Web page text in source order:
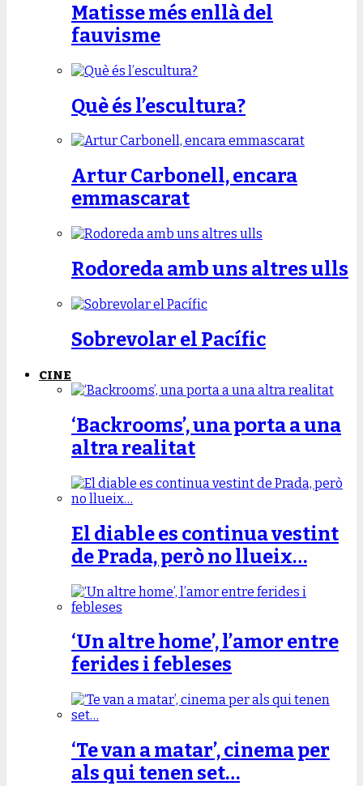
Matisse més enllà del
fauvisme
Què és l’escultura?
Artur Carbonell, encara
emmascarat
Rodoreda amb uns altres ulls
Sobrevolar el Pacífic
CINE
‘Backrooms’, una porta a una
altra realitat
El diable es continua vestint
de Prada, però no llueix…
‘Un altre home’, l’amor entre
ferides i febleses
‘Te van a matar’, cinema per
als qui tenen set…